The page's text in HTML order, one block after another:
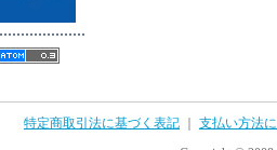
特定商取引法に基づく表記
支払い方法